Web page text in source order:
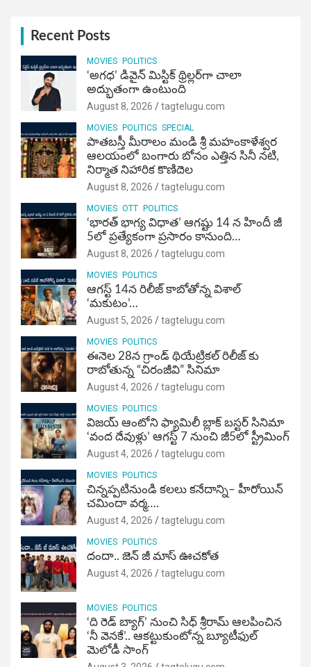
Recent Posts
MOVIES POLITICS
‘అగధ’ డివైన్ మిస్టిక్ థ్రిల్లర్‌గా చాలా
అద్భుతంగా ఉంటుంది
August 8, 2026 tagtelugu.com
MOVIES POLITICS SPECIAL
పాతబస్తీ మీరాలం మండి శ్రీ మహంకాళేశ్వర
ఆలయంలో బంగారు బోనం ఎత్తిన సినీ నటి,
నిర్మాత నిహారిక కొణిదెల
August 8, 2026 tagtelugu.com
MOVIES OTT POLITICS
‘భారత్ భాగ్య విధాత’ ఆగష్టు 14 న హిందీ జీ
5లో ప్రత్యేకంగా ప్రసారం కానుంది…
August 8, 2026 tagtelugu.com
MOVIES POLITICS
ఆగస్ట్ 14న రిలీజ్ కాబోతోన్న విశాల్
‘మకుటం’…
August 5, 2026 tagtelugu.com
MOVIES POLITICS
ఈనెల 28న గ్రాండ్ థియేట్రికల్ రిలీజ్ కు
రాబోతున్న “చిరంజీవి” సినిమా
August 4, 2026 tagtelugu.com
MOVIES POLITICS
విజ‌య్ ఆంటోని ఫ్యామిలీ బ్లాక్ బ‌స్ట‌ర్‌ సినిమా
‘వంద దేవుళ్లు’ ఆగస్ట్ 7 నుంచి జీ5లో స్ట్రీమింగ్
August 4, 2026 tagtelugu.com
MOVIES POLITICS
చిన్నప్పటినుండి కలలు కనేదాన్ని– హీరోయిన్‌
చమిందా వర్మ….
August 4, 2026 tagtelugu.com
MOVIES POLITICS
దందా.. జెన్ జీ మాస్ ఊచకోత
August 4, 2026 tagtelugu.com
MOVIES POLITICS
‘ది రెడ్ బ్యాగ్’ నుంచి సిధ్ శ్రీరామ్ ఆలపించిన
‘నీ వెనకే’.. ఆకట్టుకుంటోన్న బ్యూటీఫుల్
మెలోడీ సాంగ్